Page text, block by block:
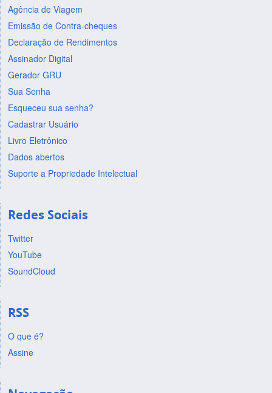
Agência de Viagem
Emissão de Contra-cheques
Declaração de Rendimentos
Assinador Digital
Gerador GRU
Sua Senha
Esqueceu sua senha?
Cadastrar Usuário
Livro Eletrônico
Dados abertos
Suporte a Propriedade Intelectual
Redes Sociais
Twitter
YouTube
SoundCloud
RSS
O que é?
Assine